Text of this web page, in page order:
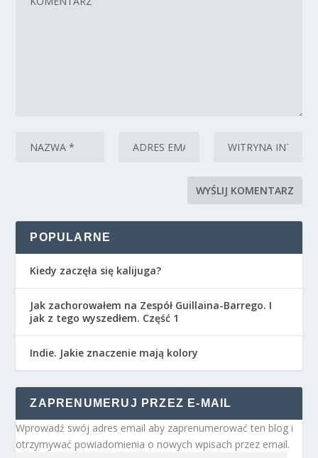
POPULARNE
Kiedy zaczęła się kalijuga?
Jak zachorowałem na Zespół Guillaina-Barrego. I
jak z tego wyszedłem. Część 1
Indie. Jakie znaczenie mają kolory
ZAPRENUMERUJ PRZEZ E-MAIL
Wprowadź swój adres email aby zaprenumerować ten blog i
otrzymywać powiadomienia o nowych wpisach przez email.